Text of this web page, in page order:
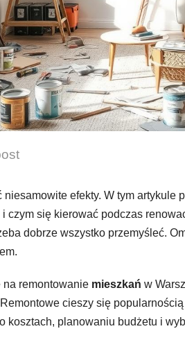
efekty. W tym artykule
czym się kierować podczas
dobrze wszystko przemyśleć.
remontowanie mieszkań w
cieszy się
planowaniu budżetu i